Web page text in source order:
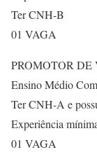
Ter CNH-B
01 VAGA
PROMOTOR DE
Ensino Médio
Ter CNH-A e
Experiência
01 VAGA